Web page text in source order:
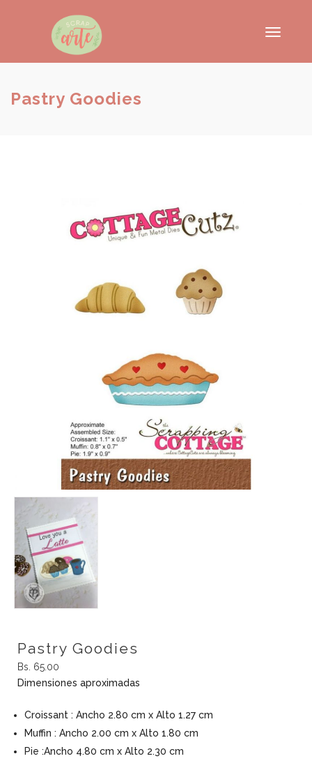
Toggle
Pastry Goodies
Pastry Goodies
Bs. 65.00
Dimensiones aproximadas
Croissant : Ancho 2.80 cm x Alto 1.27 cm
Muffin : Ancho 2.00 cm x Alto 1.80 cm
Pie :Ancho 4.80 cm x Alto 2.30 cm